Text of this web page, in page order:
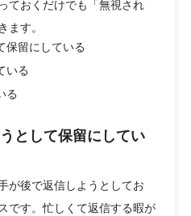
ておくだけでも「無視され
ます。
留にしている
いる
る
として保留にしてい
が後で返信しようとしてお
です。忙しくて返信する暇が